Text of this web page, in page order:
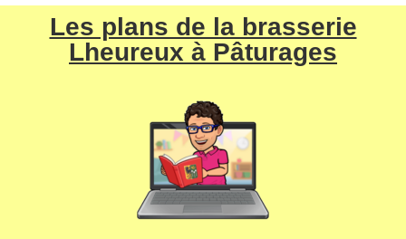
Les plans de la brasserie
Lheureux à Pâturages